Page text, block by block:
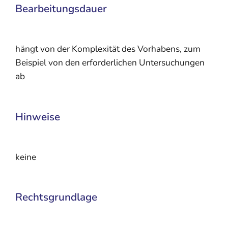
Bearbeitungsdauer
hängt von der Komplexität des Vorhabens, zum
Beispiel von den erforderlichen Untersuchungen
ab
Hinweise
keine
Rechtsgrundlage